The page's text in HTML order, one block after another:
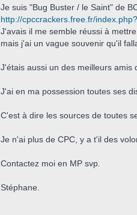
Je suis "Bug Buster / le Saint" de
http://cpccrackers.free.fr/
J'avais il me semble réussi à
mais j'ai un vague souvenir qu'il
J'étais aussi un des meilleurs amis
J'ai en ma possession toutes ses
C'est à dire les sources de toutes
Je n'ai plus de CPC, y a t'il des
Contactez moi en MP svp.
Stéphane.